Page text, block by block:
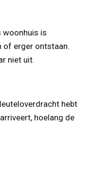
woonhuis is
of erger ontstaan.
niet uit.
hebt
hoelang de